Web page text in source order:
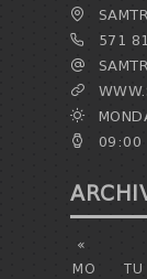
571
09:00
«
MO
TU